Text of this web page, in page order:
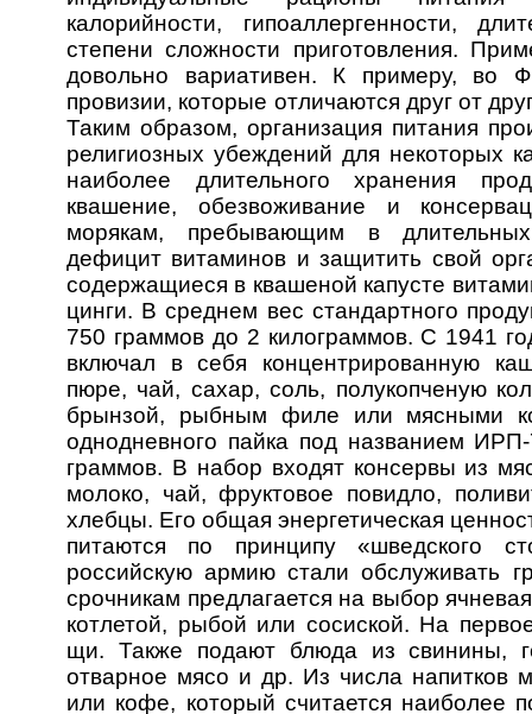
калорийности, гипоаллергенности,
степени сложности приготовления.
довольно вариативен. К примеру, во
провизии, которые отличаются друг от
Таким образом, организация питания
религиозных убеждений для некоторых
наиболее длительного хранения
квашение, обезвоживание и
морякам, пребывающим в длительных
дефицит витаминов и защитить свой
содержащиеся в квашеной капусте
цинги. В среднем вес стандартного
750 граммов до 2 килограммов. С 1941
включал в себя концентрированную
пюре, чай, сахар, соль, полукопченую
брынзой, рыбным филе или мясными
однодневного пайка под названием
граммов. В набор входят консервы из
молоко, чай, фруктовое повидло,
хлебцы. Его общая энергетическая
питаются по принципу «шведского
российскую армию стали обслуживать
срочникам предлагается на выбор
котлетой, рыбой или сосиской. На
щи. Также подают блюда из свинины,
отварное мясо и др. Из числа напитков
или кофе, который считается наиболее